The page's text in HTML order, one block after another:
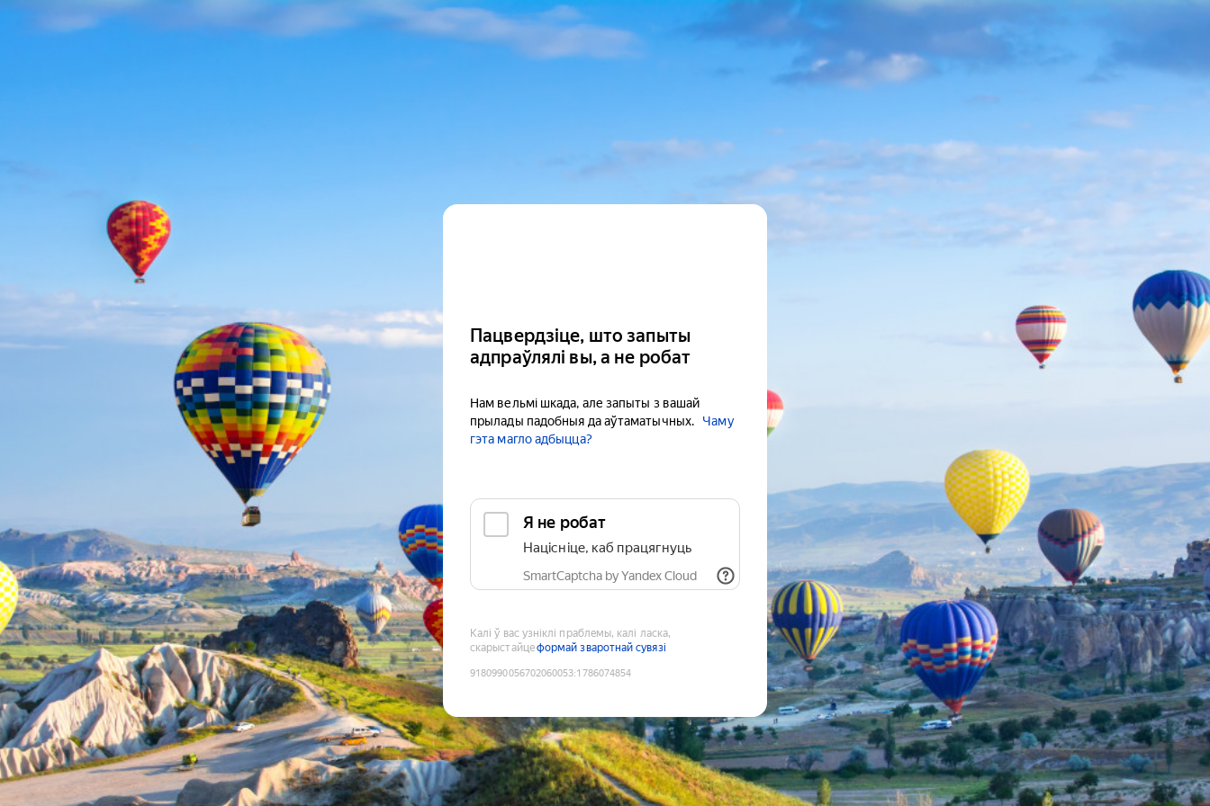
Пацвердзіце, што запыты
адпраўлялі вы, а не робат
Нам вельмі шкада, але запыты з вашай
прылады падобныя да аўтаматычных.
Чаму
гэта магло адбыцца?
Я не робат
Націсніце, каб працягнуць
SmartCaptcha by Yandex Cloud
Калі ў вас узніклі праблемы, калі ласка,
скарыстайцеформай зваротнай сувязі
9180990056702060053:1786074854